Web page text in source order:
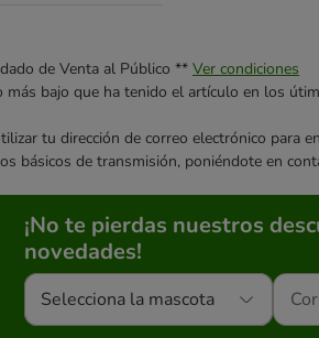
de Venta al Público ** Ver condiciones
más bajo que ha tenido el artículo en los
tu dirección de correo electrónico para
básicos de transmisión, poniéndote en
¡No te pierdas nuestros
novedades!
Selecciona la mascota